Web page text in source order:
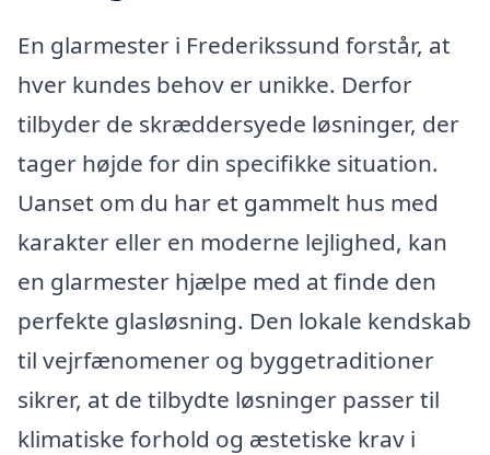
En glarmester i Frederikssund forstår, at
hver kundes behov er unikke. Derfor
tilbyder de skræddersyede løsninger, der
tager højde for din specifikke situation.
Uanset om du har et gammelt hus med
karakter eller en moderne lejlighed, kan
en glarmester hjælpe med at finde den
perfekte glasløsning. Den lokale kendskab
til vejrfænomener og byggetraditioner
sikrer, at de tilbydte løsninger passer til
klimatiske forhold og æstetiske krav i